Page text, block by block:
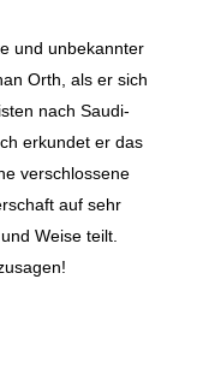
und unbekannter
Orth, als er sich
nach Saudi-
erkundet er das
verschlossene
auf sehr
Weise teilt.